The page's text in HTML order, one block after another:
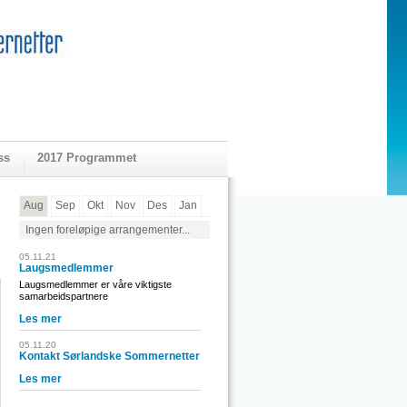
2017 Programmet
Aug Sep Okt Nov Des
Jan
Ingen foreløpige arrangementer...
05.11.21
Laugsmedlemmer
Laugsmedlemmer er våre viktigste
samarbeidspartnere
Les mer
05.11.20
Kontakt Sørlandske Sommernetter
Les mer